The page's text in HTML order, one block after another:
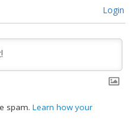
Login
spam.Learn how your